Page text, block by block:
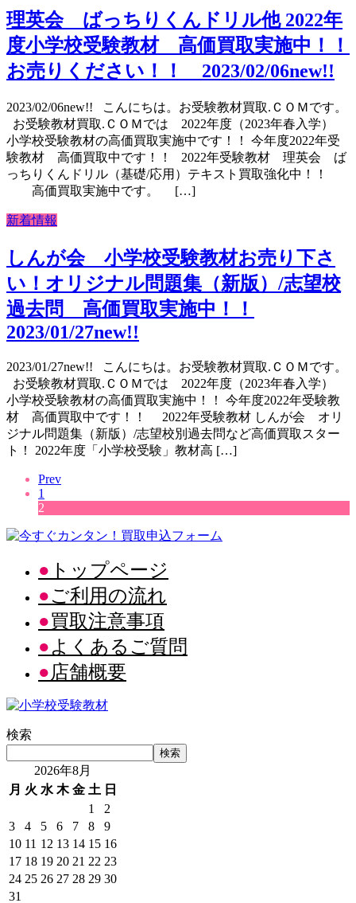
理英会 ばっちりくんドリル他 2022年
度小学校受験教材 高価買取実施中！！
お売りください！！ 2023/02/06new!!
2023/02/06new!! こんにちは。お受験教材買取.ＣＯＭです。
お受験教材買取.ＣＯＭでは 2022年度（2023年春入学）
小学校受験教材の高価買取実施中です！！ 今年度2022年受
験教材 高価買取中です！！ 2022年受験教材 理英会 ば
っちりくんドリル（基礎/応用）テキスト買取強化中！！
高価買取実施中です。 […]
新着情報
しんが会 小学校受験教材お売り下さ
い！オリジナル問題集（新版）/志望校
過去問 高価買取実施中！！
2023/01/27new!!
2023/01/27new!! こんにちは。お受験教材買取.ＣＯＭです。
お受験教材買取.ＣＯＭでは 2022年度（2023年春入学）
小学校受験教材の高価買取実施中！！ 今年度2022年受験教
材 高価買取中です！！ 2022年受験教材 しんが会 オリ
ジナル問題集（新版）/志望校別過去問など高価買取スター
ト！ 2022年度「小学校受験」教材高 […]
Prev
1
2
トップページ
ご利用の流れ
買取注意事項
よくあるご質問
店舗概要
検索
検索
2026年8月
月 火 水 木 金 土 日
1
2
3
4 5 6 7 8
9
10 11 12 13 14 15 16
17 18 19 20 21 22 23
24 25 26 27 28 29 30
31